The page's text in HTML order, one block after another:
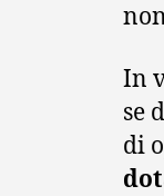
In
se
di